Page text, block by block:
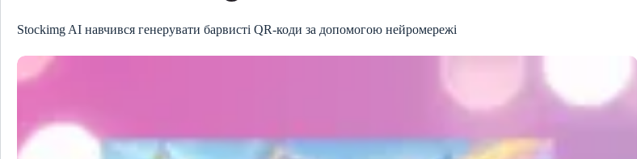
Stockimg AI навчився генерувати барвисті QR-коди за допомогою нейромережі